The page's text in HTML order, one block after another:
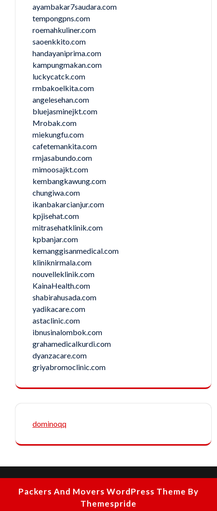
ayambakar7saudara.com
tempongpns.com
roemahkuliner.com
saoenkkito.com
handayaniprima.com
kampungmakan.com
luckycatck.com
rmbakoelkita.com
angelesehan.com
bluejasminejkt.com
Mrobak.com
miekungfu.com
cafetemankita.com
rmjasabundo.com
mimoosajkt.com
kembangkawung.com
chungiwa.com
ikanbakarcianjur.com
kpjisehat.com
mitrasehatklinik.com
kpbanjar.com
kemanggisanmedical.com
kliniknirmala.com
nouvelleklinik.com
KainaHealth.com
shabirahusada.com
yadikacare.com
astaclinic.com
ibnusinalombok.com
grahamedicalkurdi.com
dyanzacare.com
griyabromoclinic.com
dominoqq
Packers And Movers WordPress Theme By
Themespride